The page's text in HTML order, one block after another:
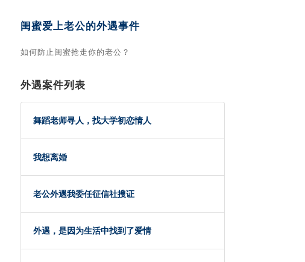
闺蜜爱上老公的外遇事件
如何防止闺蜜抢走你的老公？
外遇案件列表
舞蹈老师寻人，找大学初恋情人
我想离婚
老公外遇我委任征信社搜证
外遇，是因为生活中找到了爱情